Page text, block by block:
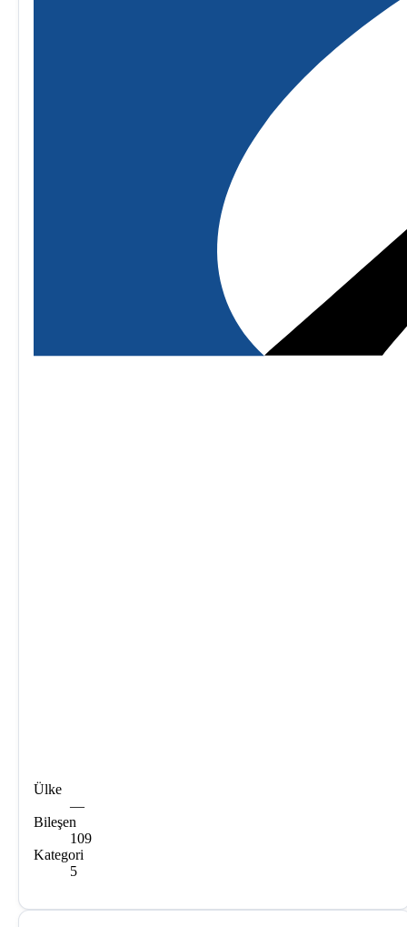
Ülke
—
Bileşen
109
Kategori
5